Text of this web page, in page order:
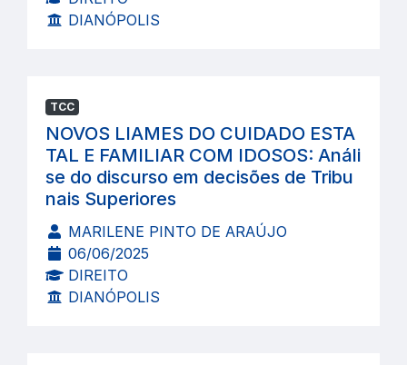
DIANÓPOLIS
TCC
NOVOS LIAMES DO CUIDADO ESTA
TAL E FAMILIAR COM IDOSOS: Análi
se do discurso em decisões de Tribu
nais Superiores
MARILENE PINTO DE ARAÚJO
06/06/2025
DIREITO
DIANÓPOLIS